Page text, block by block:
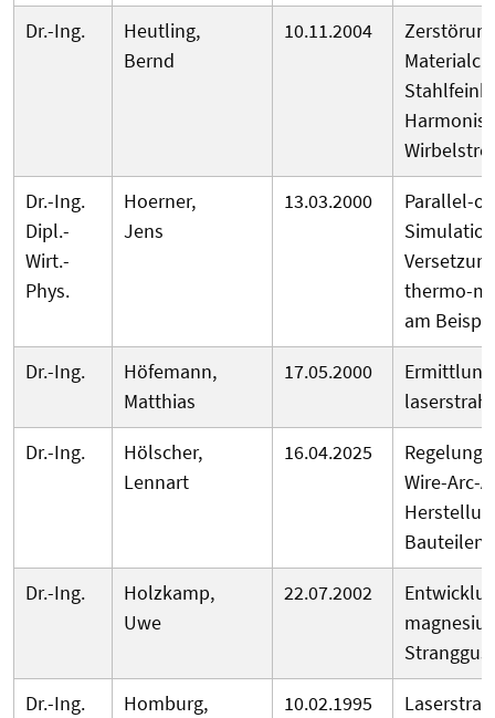
Dr.-Ing.
Heutling,
Bernd
10.11.2004
Dr.-Ing.
Dipl.-
Wirt.-
Phys.
Hoerner,
Jens
13.03.2000
Parallel-
thermo-
am
Dr.-Ing.
Höfemann,
Matthias
17.05.2000
Dr.-Ing.
Hölscher,
Lennart
16.04.2025
Regelung
Wire-Arc-
Bauteilen
Dr.-Ing.
Holzkamp,
Uwe
22.07.2002
Dr.-Ing.
Homburg,
10.02.1995